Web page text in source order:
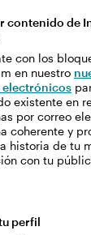
contenido de
con los
en nuestro
electrónicos
existente en
por correo
coherente y
historia de tu
con tu
perfil